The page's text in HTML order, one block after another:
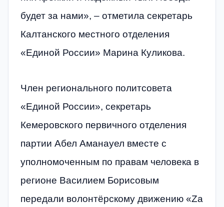
будет за нами», – отметила секретарь
Калтанского местного отделения
«Единой России» Марина Куликова.
Член регионального политсовета
«Единой России», секретарь
Кемеровского первичного отделения
партии Абел Аманауел вместе с
уполномоченным по правам человека в
регионе Василием Борисовым
передали волонтёрскому движению «Zа